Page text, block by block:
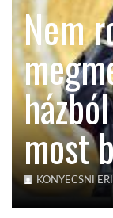
GLOBOTV
AFRIKA
A NAP SZÉPE
Nem
most
KONYECSNI